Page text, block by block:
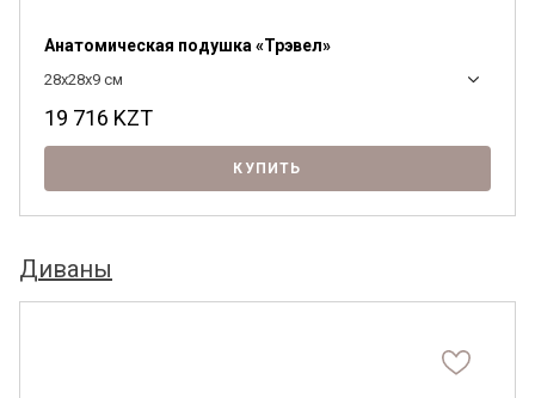
Анатомическая подушка «Трэвел»
28x28x9 см
19 716 KZT
КУПИТЬ
Диваны